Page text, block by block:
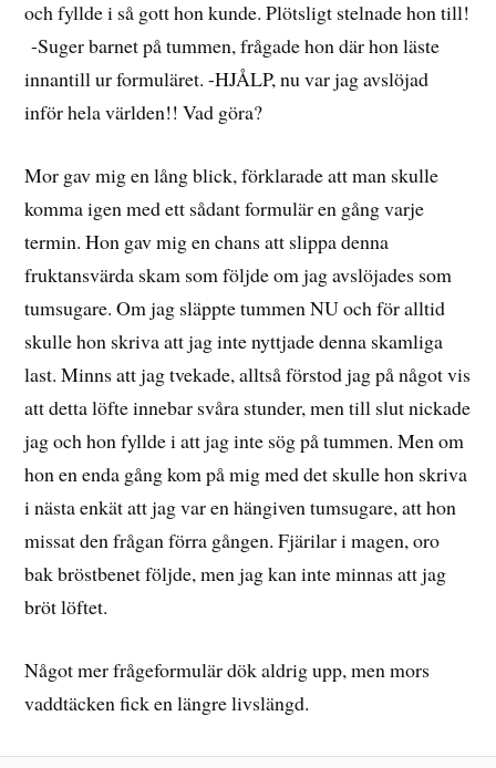
och fyllde i så gott hon kunde. Plötsligt stelnade hon till!
-Suger barnet på tummen, frågade hon där hon läste
innantill ur formuläret. -HJÅLP, nu var jag avslöjad
inför hela världen!! Vad göra?
Mor gav mig en lång blick, förklarade att man skulle
komma igen med ett sådant formulär en gång varje
termin. Hon gav mig en chans att slippa denna
fruktansvärda skam som följde om jag avslöjades som
tumsugare. Om jag släppte tummen NU och för alltid
skulle hon skriva att jag inte nyttjade denna skamliga
last. Minns att jag tvekade, alltså förstod jag på något vis
att detta löfte innebar svåra stunder, men till slut nickade
jag och hon fyllde i att jag inte sög på tummen. Men om
hon en enda gång kom på mig med det skulle hon skriva
i nästa enkät att jag var en hängiven tumsugare, att hon
missat den frågan förra gången. Fjärilar i magen, oro
bak bröstbenet följde, men jag kan inte minnas att jag
bröt löftet.
Något mer frågeformulär dök aldrig upp, men mors
vaddtäcken fick en längre livslängd.